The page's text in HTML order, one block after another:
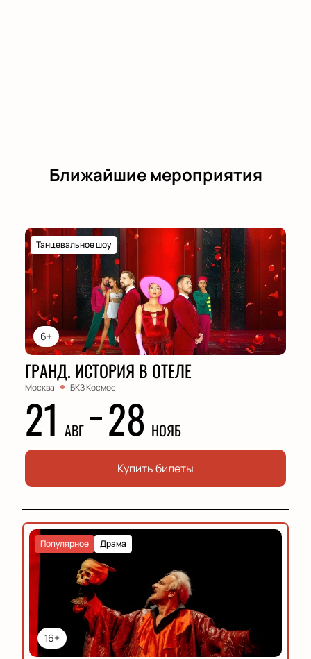
Ближайшие мероприятия
6+
Танцевальное шоу
ГРАНД. ИСТОРИЯ В ОТЕЛЕ
Москва БКЗ Космос
21 АВГ 28 НОЯБ
Купить билеты
16+
Драма
Популярное